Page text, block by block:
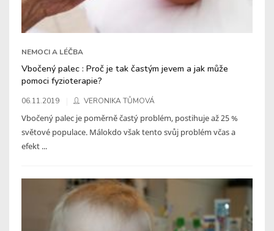
NEMOCI A LÉČBA
Vbočený palec : Proč je tak častým jevem a jak může
pomoci fyzioterapie?
06.11.2019 VERONIKA TŮMOVÁ
Vbočený palec je poměrně častý problém, postihuje až 25 %
světové populace. Málokdo však tento svůj problém včas a
efekt ...